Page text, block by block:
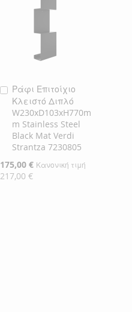
Ράφι Επιτοίχιο
Κλειστό Διπλό
W230xD103xH770m
m Stainless Steel
Black Mat Verdi
Strantza 7230805
Ειδική
Τιμή
175,00 € Κανονική τιμή
217,00 €
Προσθήκη
στο
Καλάθι